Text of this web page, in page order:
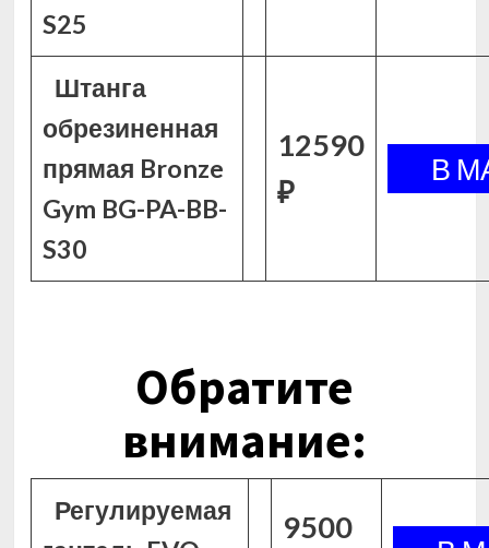
S25
Штанга
обрезиненная
прямая Bronze
Gym BG-PA-BB-
S30
12590
₽
Обратите
внимание:
Регулируемая
9500